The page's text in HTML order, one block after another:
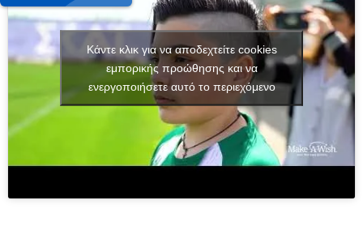
Κάντε κλικ για να αποδεχτείτε cookies
εμπορικής προώθησης και να
ενεργοποιήσετε αυτό το περιεχόμενο